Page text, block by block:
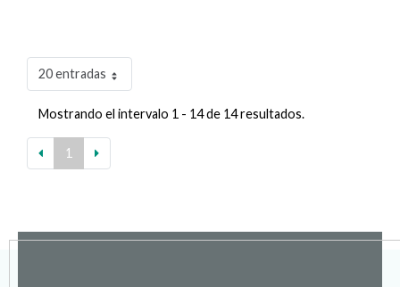
20 entradas
Mostrando el intervalo 1 - 14 de 14 resultados.
1